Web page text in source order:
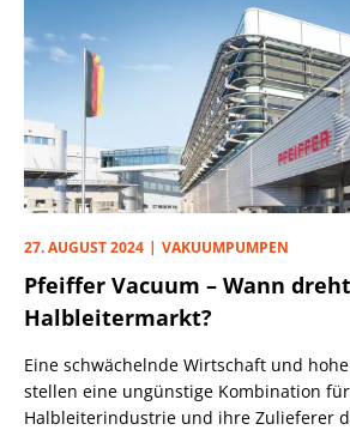
27. AUGUST 2024 VAKUUMPUMPEN
Pfeiffer Vacuum – Wann
Halbleitermarkt?
Eine schwächelnde Wirtschaft und
stellen eine ungünstige Kombination
Halbleiterindustrie und ihre Zulieferer